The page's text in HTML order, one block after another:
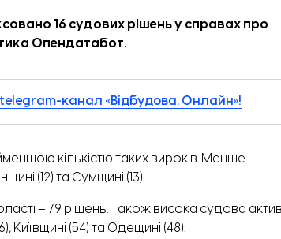
міськрада.16 судових рішень у справах про
Опендатабот.
telegram-канал «Відбудова. Онлайн»!
кількістю таких вироків. Менше
(12) та Сумщині (13).
– 79 рішень. Також висока судова
Київщині (54) та Одещині (48).